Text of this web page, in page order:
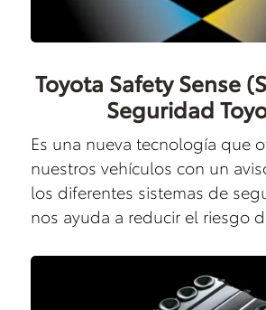
Toyota Safety Sense
Seguridad
Es una nueva tecnología que
nuestros vehículos con un
los diferentes sistemas de
nos ayuda a reducir el riesgo